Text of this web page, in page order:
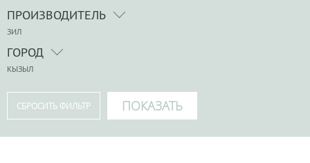
ПРОИЗВОДИТЕЛЬ
ЗИЛ
ГОРОД
КЫЗЫЛ